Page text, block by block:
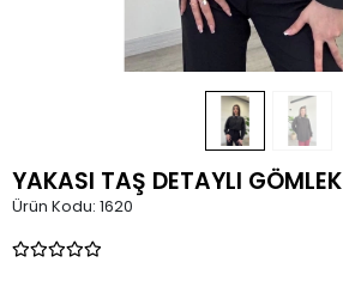
YAKASI TAŞ DETAYLI GÖMLEK
Ürün Kodu: 1620